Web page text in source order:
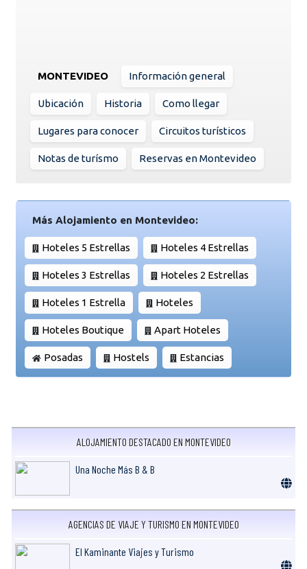
MONTEVIDEO Información general
Ubicación Historia Como llegar
Lugares para conocer Circuitos turísticos
Notas de turísmo Reservas en Montevideo
Más Alojamiento en Montevideo:
Hoteles 5 Estrellas Hoteles 4 Estrellas
Hoteles 3 Estrellas Hoteles 2 Estrellas
Hoteles 1 Estrella Hoteles
Hoteles Boutique Apart Hoteles
Posadas Hostels Estancias
ALOJAMIENTO DESTACADO EN MONTEVIDEO
Una Noche Más B & B
AGENCIAS DE VIAJE Y TURISMO EN MONTEVIDEO
El Kaminante Viajes y Turismo